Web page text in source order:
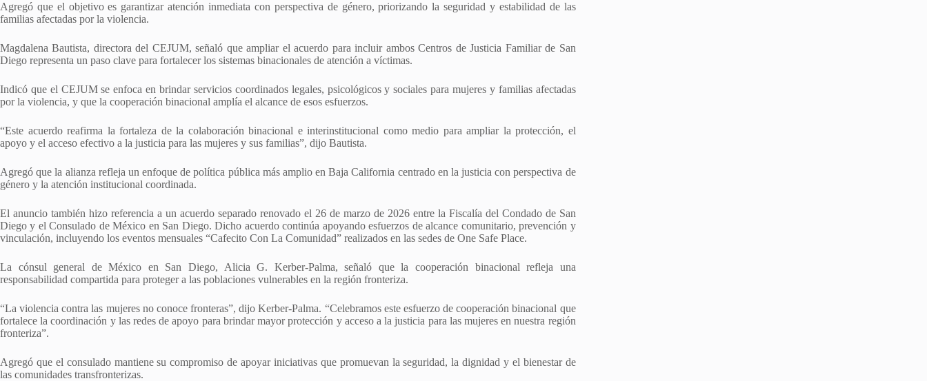
Agregó que el objetivo es garantizar atención inmediata con perspectiva de género, priorizando la seguridad y estabilidad de las
familias afectadas por la violencia.
Magdalena Bautista, directora del CEJUM, señaló que ampliar el acuerdo para incluir ambos Centros de Justicia Familiar de San
Diego representa un paso clave para fortalecer los sistemas binacionales de atención a víctimas.
Indicó que el CEJUM se enfoca en brindar servicios coordinados legales, psicológicos y sociales para mujeres y familias afectadas
por la violencia, y que la cooperación binacional amplía el alcance de esos esfuerzos.
“Este acuerdo reafirma la fortaleza de la colaboración binacional e interinstitucional como medio para ampliar la protección, el
apoyo y el acceso efectivo a la justicia para las mujeres y sus familias”, dijo Bautista.
Agregó que la alianza refleja un enfoque de política pública más amplio en Baja California centrado en la justicia con perspectiva de
género y la atención institucional coordinada.
El anuncio también hizo referencia a un acuerdo separado renovado el 26 de marzo de 2026 entre la Fiscalía del Condado de San
Diego y el Consulado de México en San Diego. Dicho acuerdo continúa apoyando esfuerzos de alcance comunitario, prevención y
vinculación, incluyendo los eventos mensuales “Cafecito Con La Comunidad” realizados en las sedes de One Safe Place.
La cónsul general de México en San Diego, Alicia G. Kerber-Palma, señaló que la cooperación binacional refleja una
responsabilidad compartida para proteger a las poblaciones vulnerables en la región fronteriza.
“La violencia contra las mujeres no conoce fronteras”, dijo Kerber-Palma. “Celebramos este esfuerzo de cooperación binacional que
fortalece la coordinación y las redes de apoyo para brindar mayor protección y acceso a la justicia para las mujeres en nuestra región
fronteriza”.
Agregó que el consulado mantiene su compromiso de apoyar iniciativas que promuevan la seguridad, la dignidad y el bienestar de
las comunidades transfronterizas.